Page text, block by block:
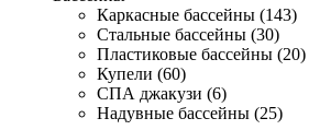
Каркасные бассейны (143)
Стальные бассейны (30)
Пластиковые бассейны (20)
Купели (60)
СПА джакузи (6)
Надувные бассейны (25)